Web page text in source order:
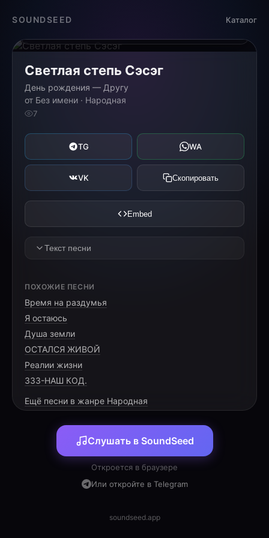
SOUNDSEED Каталог
Светлая степь Сэсэг
День рождения — Другу
от Без имени · Народная
7
TG WA
VK Скопировать
Embed
Текст песни
Солнце встаёт над широкой степью в этот
час,
Тёплый огонь разгорается в глубине глаз.
Сэсэг, твой праздник расцветает как вешний
сад,
С днём рождения, пусть счастье стучит в
Радости светлой, ясных и долгих дней,
ПОХОЖИЕ ПЕСНИ
Время на раздумья
Я остаюсь
Душа земли
ОСТАЛСЯ ЖИВОЙ
Реалии жизни
333-НАШ КОД.
Ещё песни в жанре Народная
Слушать в SoundSeed
Откроется в браузере
Или откройте в Telegram
soundseed.app